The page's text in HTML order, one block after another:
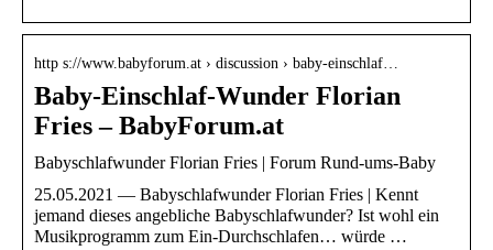
http s://www.babyforum.at › discussion › baby-einschlaf…
Baby-Einschlaf-Wunder Florian
Fries – BabyForum.at
Babyschlafwunder Florian Fries | Forum Rund-ums-Baby
25.05.2021 — Babyschlafwunder Florian Fries | Kennt
jemand dieses angebliche Babyschlafwunder? Ist wohl ein
Musikprogramm zum Ein-Durchschlafen… würde …